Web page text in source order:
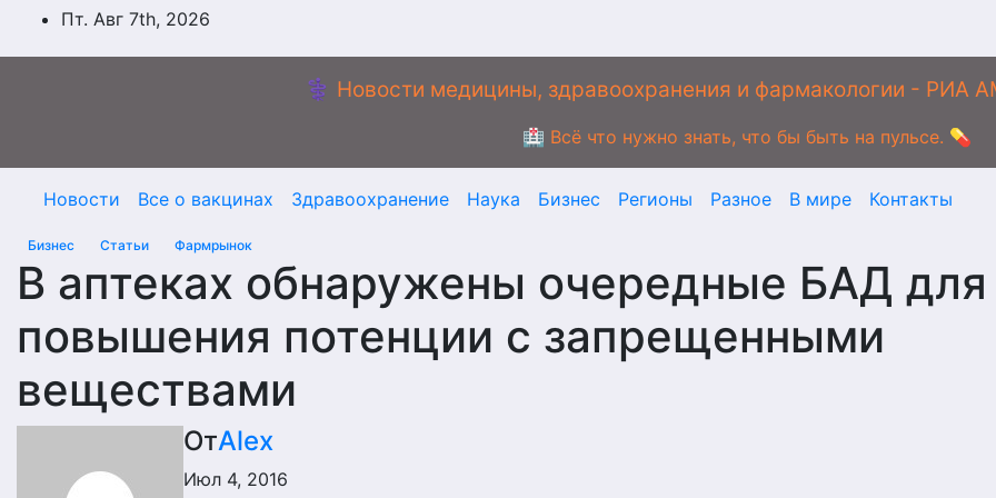
ПерейтиПт. Авг 7th, 2026
⚕️ Новости медицины, здравоохранения и фармакологии -
🏥 Всё что нужно знать, что бы быть на пульсе. 💊
Новости Все о вакцинах Здравоохранение Наука Бизнес Регионы Разное В мире Контакты
Бизнес Статьи Фармрынок
В аптеках обнаружены очередные БАД для
повышения потенции с запрещенными
веществами
ОтAlex
Июл 4, 2016